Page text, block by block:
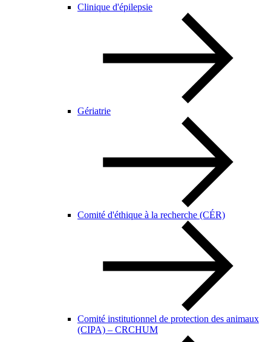
Clinique d'épilepsie
Gériatrie
Comité d'éthique à la recherche (CÉR)
Comité institutionnel de protection des animaux
(CIPA) – CRCHUM